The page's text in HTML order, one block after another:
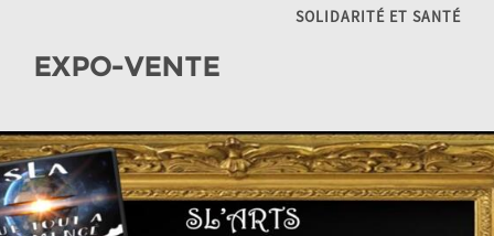
SOLIDARITÉ ET SANTÉ
EXPO-VENTE